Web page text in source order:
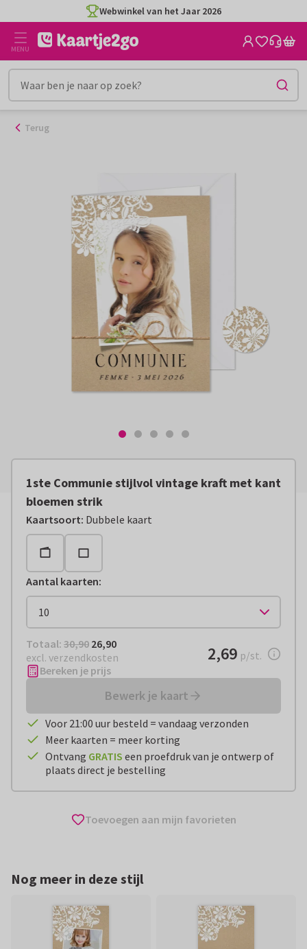
naar
inhoud
Webwinkel van het Jaar 2026
MENU
Terug
1ste Communie stijlvol vintage kraft met kant
bloemen strik
Kaartsoort: Dubbele kaart
Aantal kaarten:
Totaal: € 26,90
Totaal: 30,90 26,90
excl. verzendkosten
€ 2,69per stuk
2,69 p/st.
Bereken je prijs
Bewerk je kaart
Voor 21:00 uur besteld = vandaag verzonden
Meer kaarten = meer korting
Ontvang GRATIS een proefdruk van je ontwerp of
plaats direct je bestelling
Toevoegen aan mijn favorieten
Nog meer in deze stijl